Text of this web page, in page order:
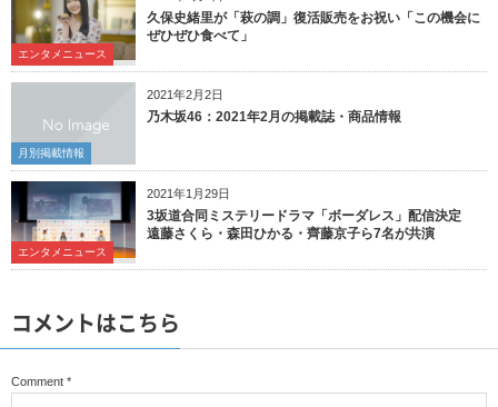
エンタメニュース
久保史緒里が「萩の調」復活販売をお祝い「この機会に
ぜひぜひ食べて」
2021年2月2日
月別掲載情報
乃木坂46：2021年2月の掲載誌・商品情報
2021年1月29日
エンタメニュース
3坂道合同ミステリードラマ「ボーダレス」配信決定
遠藤さくら・森田ひかる・齊藤京子ら7名が共演
コメントはこちら
Comment *